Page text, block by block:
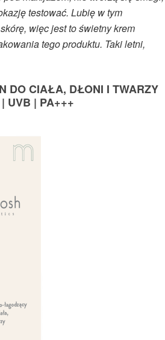
testować. Lubię w tym
więc jest to świetny krem
tego produktu. Taki letni,
DO CIAŁA, DŁONI I TWARZY
UVB | PA+++